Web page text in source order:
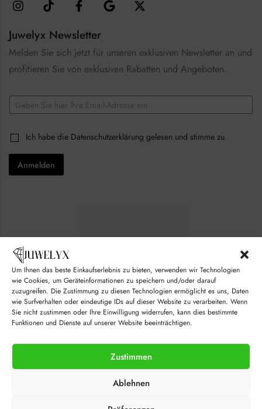
Um Ihnen das beste Einkaufserlebnis zu bieten, verwenden wir Technologien
wie Cookies, um Geräteinformationen zu speichern und/oder darauf
zuzugreifen. Die Zustimmung zu diesen Technologien ermöglicht es uns, Daten
wie Surfverhalten oder eindeutige IDs auf dieser Website zu verarbeiten. Wenn
Sie nicht zustimmen oder Ihre Einwilligung widerrufen, kann dies bestimmte
Funktionen und Dienste auf unserer Website beeinträchtigen.
Zustimmen
Ablehnen
Juwelyx Newsletter
Melden Sie sich jetzt für unseren exklusiven Newsletter an und
profitieren Sie von exklusiven Rabatten und Angeboten.
m
i
l
*
E
m
lC
h
e
k
*
Ich habe die Datenschutzerklärung gelesen und stimme zu.
Anmelden